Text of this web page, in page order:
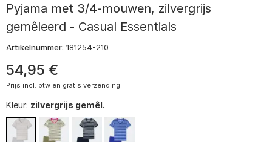
Pyjama met 3/4-mouwen, zilvergrijs
gemêleerd - Casual Essentials
Artikelnummer: 181254-210
54,95 €
Prijs incl. btw en gratis verzending.
Kleur: zilvergrijs gemêl.